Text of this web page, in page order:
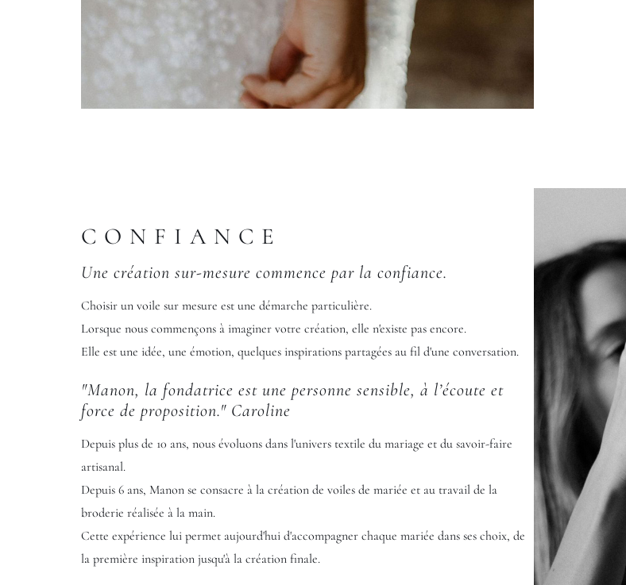
CONFIANCE
Une création sur-mesure commence par la confiance.
Choisir un voile sur mesure est une démarche particulière.
Lorsque nous commençons à imaginer votre création, elle n'existe pas encore.
Elle est une idée, une émotion, quelques inspirations partagées au fil d'une conversation.
"Manon, la fondatrice est une personne sensible, à l’écoute et
force de proposition." Caroline
Depuis plus de 10 ans, nous évoluons dans l'univers textile du mariage et du savoir-faire
artisanal.
Depuis 6 ans, Manon se consacre à la création de voiles de mariée et au travail de la
broderie réalisée à la main.
Cette expérience lui permet aujourd'hui d'accompagner chaque mariée dans ses choix, de
la première inspiration jusqu'à la création finale.